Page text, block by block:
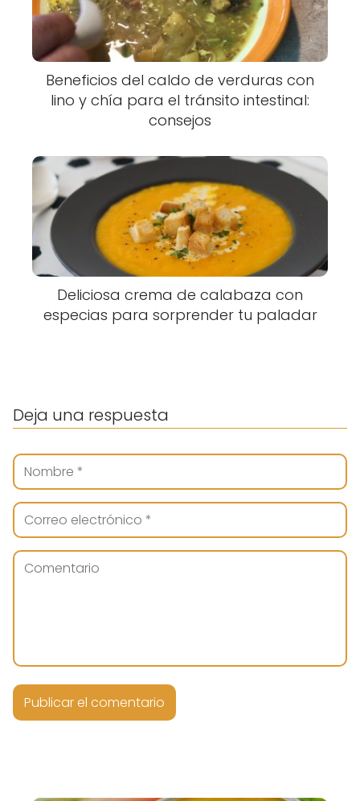
Beneficios del caldo de verduras con
lino y chía para el tránsito intestinal:
consejos
Deliciosa crema de calabaza con
especias para sorprender tu paladar
Deja una respuesta